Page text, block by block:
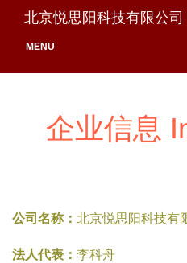
北京悦思阳科技有限公司
MENU
企业信息
公司名称： 北京悦思阳科技有
法人代表： 李科舟